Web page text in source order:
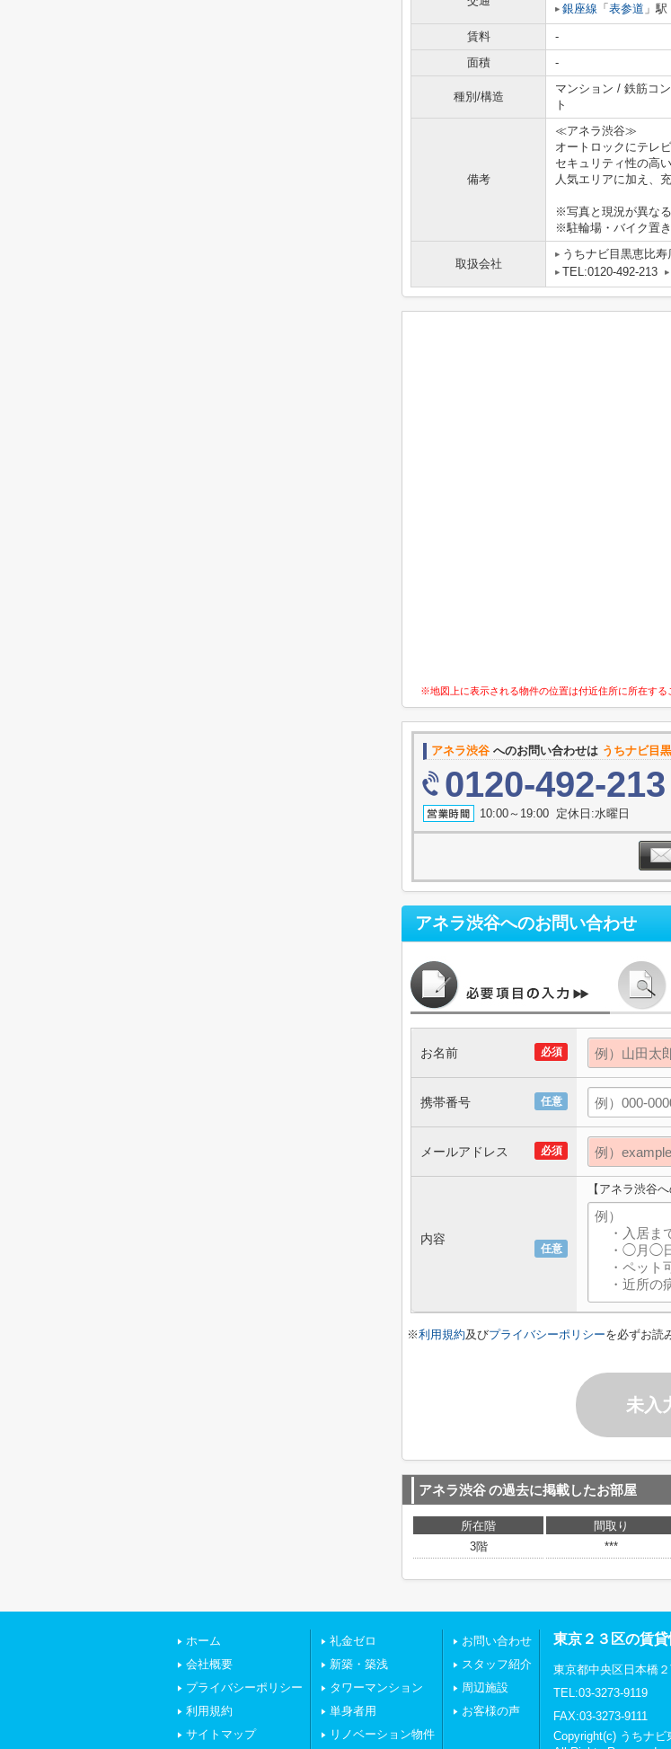
銀座線 「 表参道 」
賃料 -
面積
-
種別/構造
マンション / 鉄筋コ
ト
備考
≪アネラ渋谷≫
オートロックにテレ
セキュリティ性の高
人気エリアに加え、
※写真と現況が異な
※駐輪場・バイク置
取扱会社
うちナビ目黒恵比寿
TEL:0120-492-213
※地図上に表示される物件の位置は付近住所に所在する
アネラ渋谷 へのお問い合わせは うちナビ目
0120-492-213
10:00～19:00 定休日:水曜日
アネラ渋谷へのお問い合わせ
必須
お名前
任意
携帯番号
必須
メールアドレス
任意
内容
【アネラ渋谷
※利用規約及びプライバシーポリシーを必ずお読
未入
アネラ渋谷の過去に掲載したお部屋
所在階 間取り
3階
***
ホーム
会社概要
プライバシーポリシー
利用規約
サイトマップ
礼金ゼロ
新築・築浅
タワーマンション
単身者用
リノベーション物件
お問い合わせ
スタッフ紹介
周辺施設
お客様の声
東京２３区の賃
東京都中央区日本橋
TEL:03-3273-9119
FAX:03-3273-9111
Copyright(c) うちナビ